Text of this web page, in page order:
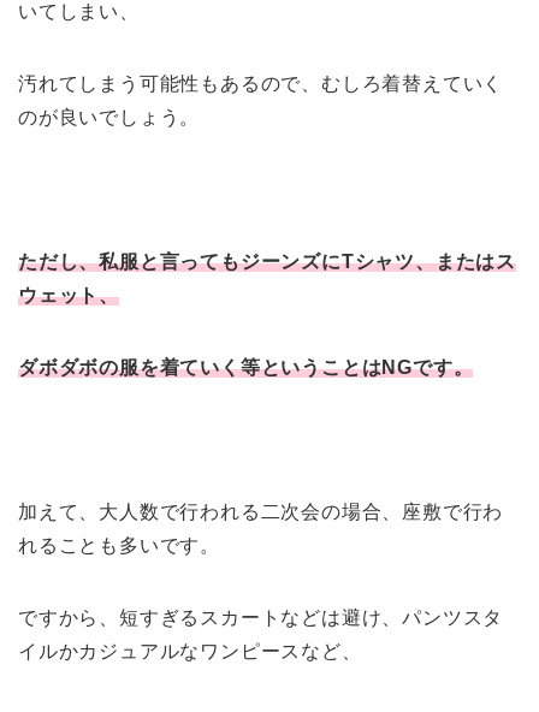
いてしまい、
汚れてしまう可能性もあるので、むしろ着替えていく
のが良いでしょう。
ただし、私服と言ってもジーンズにTシャツ、またはス
ウェット、
ダボダボの服を着ていく等ということはNGです。
加えて、大人数で行われる二次会の場合、座敷で行わ
れることも多いです。
ですから、短すぎるスカートなどは避け、パンツスタ
イルかカジュアルなワンピースなど、